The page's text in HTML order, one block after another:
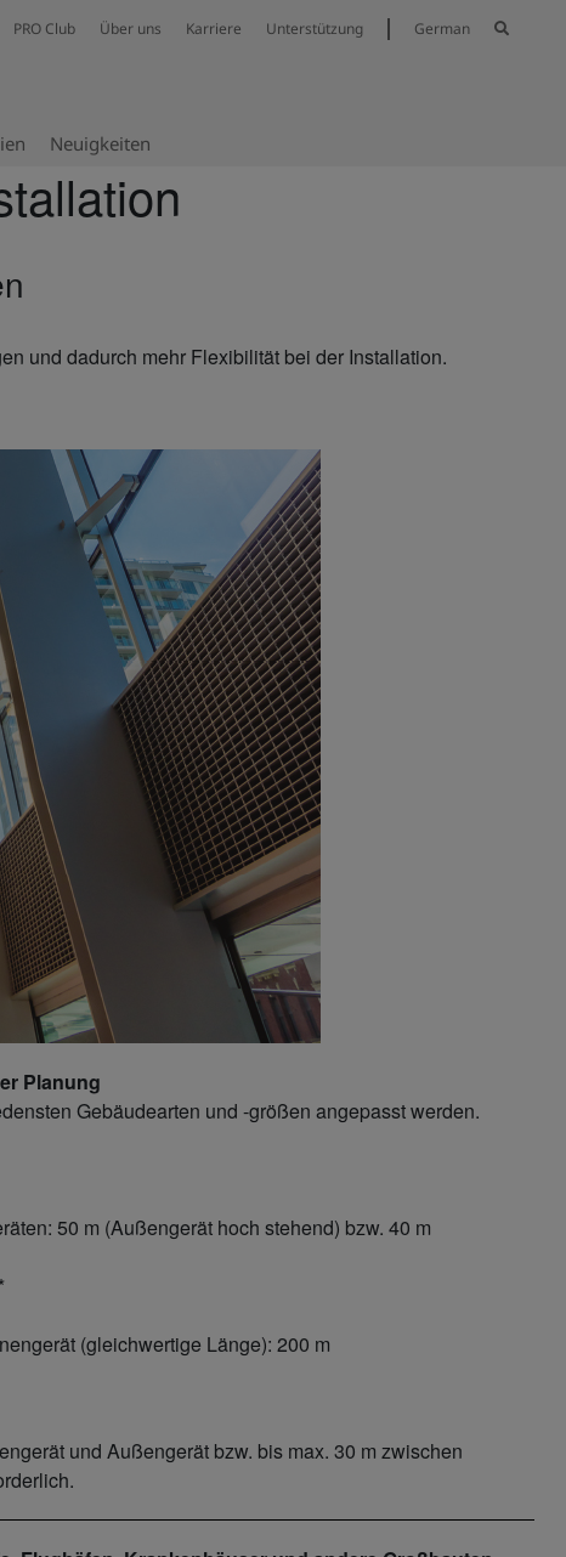
PRO Club Über uns Karriere Unterstützung German
Neuig­keiten
und dadurch mehr Flexibilität bei der Installation.
Planung
Gebäudearten und -größen angepasst werden.
50 m (Außengerät hoch stehend) bzw. 40 m
(gleichwertige Länge): 200 m
und Außengerät bzw. bis max. 30 m zwischen